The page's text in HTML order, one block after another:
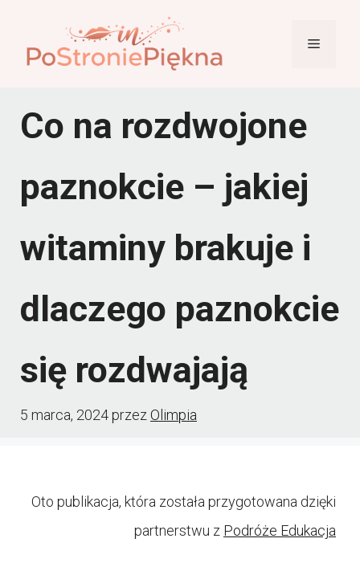
treści
Menu
Co na rozdwojone
paznokcie – jakiej
witaminy brakuje i
dlaczego paznokcie
się rozdwajają
5 marca, 2024przezOlimpia
Oto publikacja, która została przygotowana dzięki
partnerstwu z Podróże Edukacja